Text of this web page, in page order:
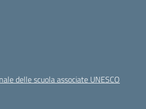
delle scuola associate UNESCO